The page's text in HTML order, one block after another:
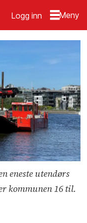
Logg inn
eneste utendørs
kommunen 16 til.